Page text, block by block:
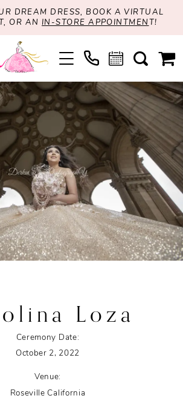
DREAM DRESS, BOOK A VIRTUAL
OR AN IN-STORE APPOINTMEN T!
Loza
Ceremony Date:
October 2, 2022
Venue:
Roseville California